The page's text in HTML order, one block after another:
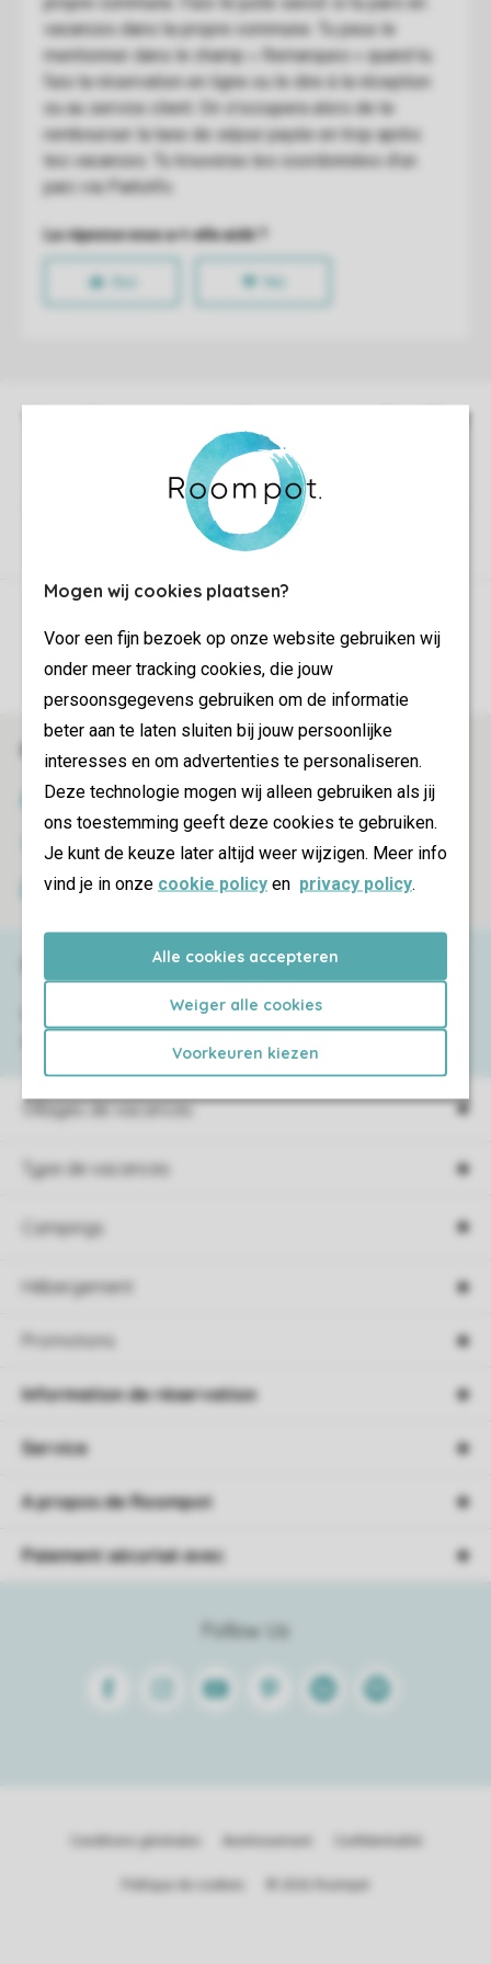
Mogen wij cookies plaatsen?
Voor een fijn bezoek op onze website gebruiken wij
onder meer tracking cookies, die jouw
persoonsgegevens gebruiken om de informatie
beter aan te laten sluiten bij jouw persoonlijke
interesses en om advertenties te personaliseren.
Deze technologie mogen wij alleen gebruiken als jij
ons toestemming geeft deze cookies te gebruiken.
Je kunt de keuze later altijd weer wijzigen. Meer info
vind je in onze cookie policy en privacy policy.
Alle cookies accepteren
Weiger alle cookies
Voorkeuren kiezen
Plus d’infos et préférences
Réservations en ligne rapides et sécurisées
Certificat SSL
Transmission sécurisée des données
Paiement sécurisé
Villages de vacances
Type de vacances
Campings
Hébergement
Promotions
Besoin d’aide ?
Consultez la foire auxquestionsou
Follow Us
FacebookInstagramYoutube PinterestLinkedinSpotify
Information de réservation
Service
A propos de Roompot
Paiement sécurisé avec